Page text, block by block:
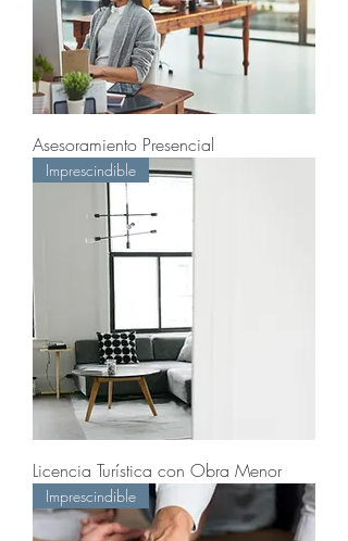
Asesoramiento Presencial
Imprescindible
Licencia Turística con Obra Menor
Imprescindible